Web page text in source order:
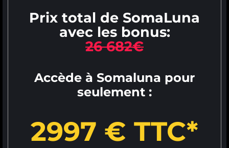
Prix total de SomaLuna
avec les bonus:
26 682€
Accède à Somaluna pour
seulement :
2997 € TTC*